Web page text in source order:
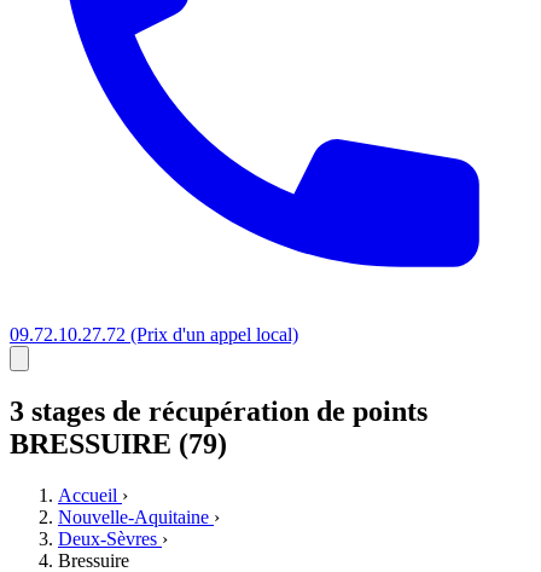
09.72.10.27.72 (Prix d'un appel local)
3 stages de récupération de points
BRESSUIRE (79)
Accueil ›
Nouvelle-Aquitaine ›
Deux-Sèvres ›
Bressuire